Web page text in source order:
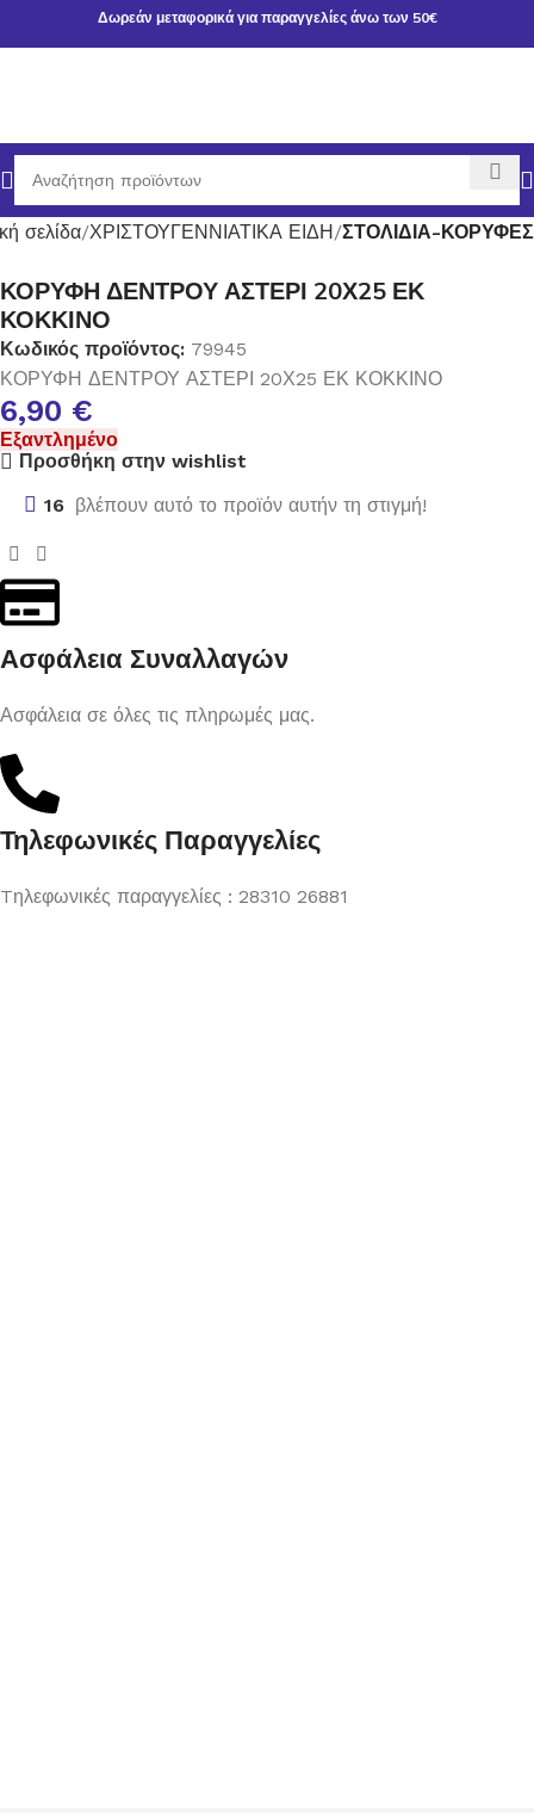
Δωρεάν μεταφορικά για παραγγελίες άνω των 50€
σελίδα ΧΡΙΣΤΟΥΓΕΝΝΙΑΤΙΚΑ ΕΙΔΗ ΣΤΟΛΙΔΙΑ-ΚΟΡΥΦΕΣ
ΚΟΡΥΦΗ ΔΕΝΤΡΟΥ ΑΣΤΕΡΙ 20Χ25 ΕΚ
ΚΟΚΚΙΝΟ
Κωδικός προϊόντος: 79945
ΚΟΡΥΦΗ ΔΕΝΤΡΟΥ ΑΣΤΕΡΙ 20Χ25 ΕΚ ΚΟΚΚΙΝΟ
6,90 €
Εξαντλημένο
Προσθήκη στην wishlist
16 βλέπουν αυτό το προϊόν αυτήν τη στιγμή!
Ασφάλεια Συναλλαγών
Ασφάλεια σε όλες τις πληρωμές μας.
Τηλεφωνικές Παραγγελίες
Tηλεφωνικές παραγγελίες : 28310 26881